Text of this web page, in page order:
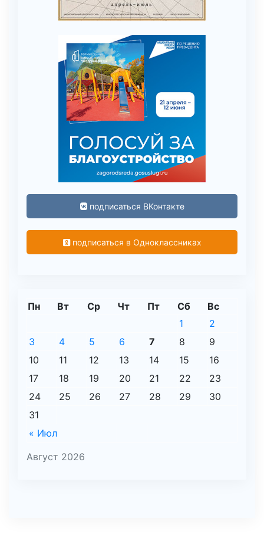
подписаться ВКонтакте
подписаться в Одноклассниках
Август 2026
Пн Вт Ср Чт Пт Сб Вс
« Июл
1
2
3
4 5 6 7 8
9
10
11 12 13 14 15
16
17
18 19 20 21 22
23
24
25 26 27 28 29
30
31